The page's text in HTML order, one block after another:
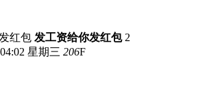
发工资给你发红包 2
星期三 206F